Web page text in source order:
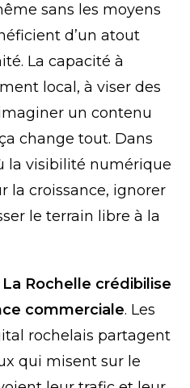
sans les moyens
d’un atout
La capacité à
local, à viser des
un contenu
change tout. Dans
la visibilité numérique
la croissance, ignorer
le terrain libre à la
Rochelle crédibilise
commerciale. Les
rochelais partagent
qui misent sur le